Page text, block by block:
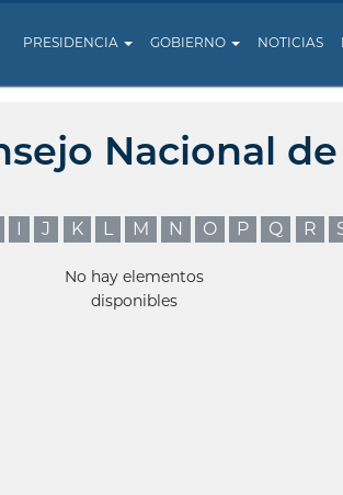
PRESIDENCIA GOBIERNO NOTICIAS
Nacional
I J K L M N O P Q R
No hay elementos
disponibles